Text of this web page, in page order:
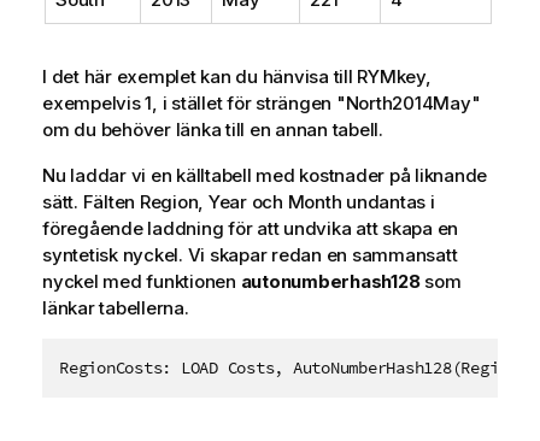
I det här exemplet kan du hänvisa till RYMkey,
exempelvis 1, i stället för strängen "North2014May"
om du behöver länka till en annan tabell.
Nu laddar vi en källtabell med kostnader på liknande
sätt. Fälten Region Yearoch Month undantas i
föregående laddning för att undvika att skapa en
syntetisk nyckel. Vi skapar redan en sammansatt
nyckel med funktionen autonumberhash128som
länkar tabellerna.